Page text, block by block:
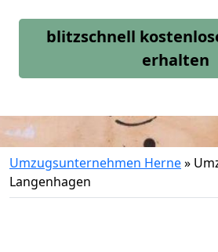
blitzschnell
erhalten
Umzugsunternehmen Herne»
Langenhagen